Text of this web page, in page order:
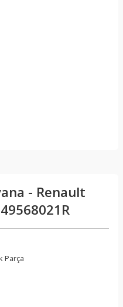
- Renault
Parça